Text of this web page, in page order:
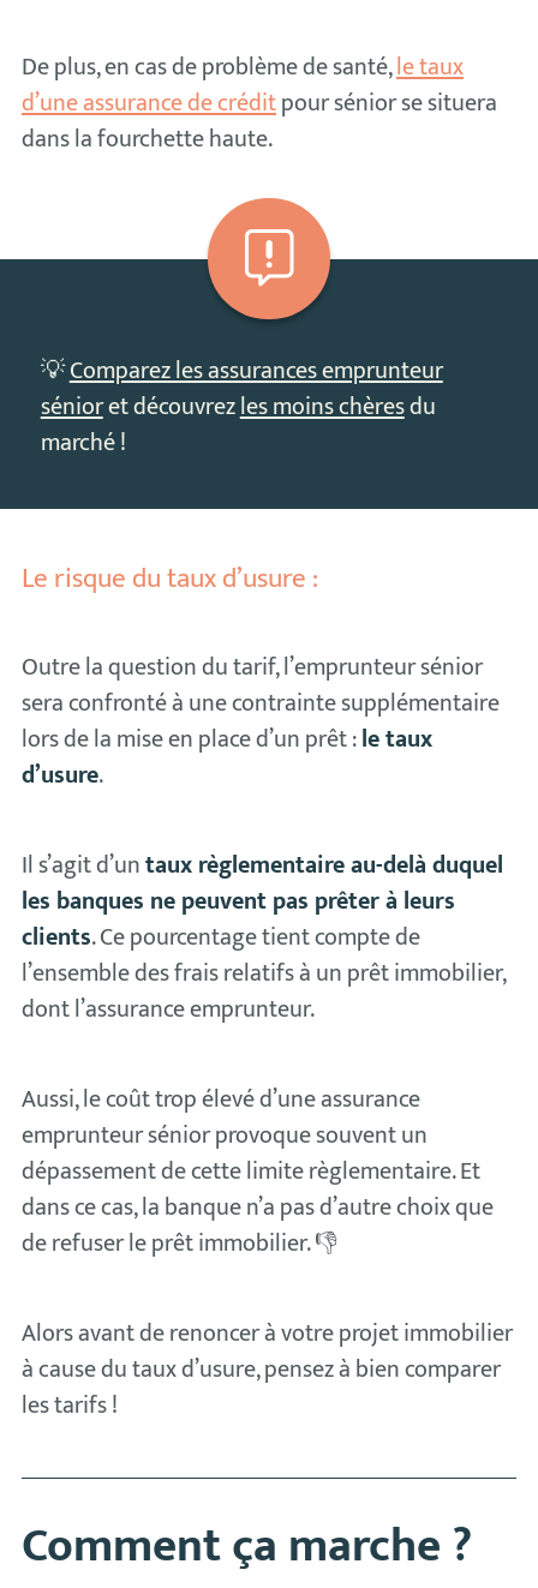
De plus, en cas de problème de santé,le taux
d’une assurance de créditpour sénior se situera
dans la fourchette haute.
💡Comparez les assurances emprunteur
sénioret découvrezles moins chèresdu
marché !
Le risque du taux d’usure :
Outre la question du tarif, l’emprunteur sénior
sera confronté à une contrainte supplémentaire
lors de la mise en place d’un prêt :le taux
d’usure.
Il s’agit d’untaux règlementaire au-delà duquel
les banques ne peuvent pas prêter à leurs
clients. Ce pourcentage tient compte de
l’ensemble des frais relatifs à un prêt immobilier,
dont l’assurance emprunteur.
Aussi, le coût trop élevé d’une assurance
emprunteur sénior provoque souvent un
dépassement de cette limite règlementaire. Et
dans ce cas, la banque n’a pas d’autre choix que
de refuser le prêt immobilier. 👎
Alors avant de renoncer à votre projet immobilier
à cause du taux d’usure, pensez à bien comparer
les tarifs !
Comment ça marche ?